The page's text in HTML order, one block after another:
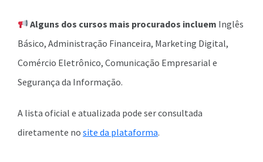
Alguns dos cursos mais procurados incluem Inglês
Básico, Administração Financeira, Marketing Digital,
Comércio Eletrônico, Comunicação Empresarial e
Segurança da Informação.
A lista oficial e atualizada pode ser consultada
diretamente no site da plataforma.